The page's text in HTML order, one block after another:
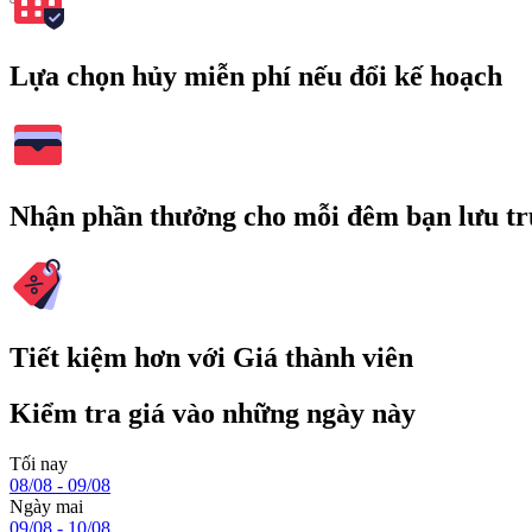
Lựa chọn hủy miễn phí nếu đổi kế hoạch
Nhận phần thưởng cho mỗi đêm bạn lưu
Tiết kiệm hơn với Giá thành viên
Kiểm tra giá vào những ngày này
Tối nay
08/08 - 09/08
Ngày mai